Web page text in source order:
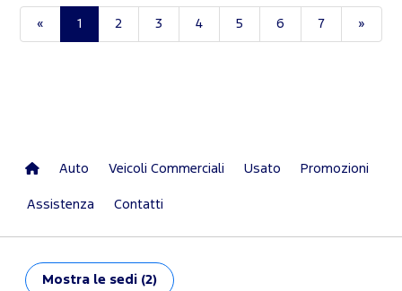
« 1 2 3 4 5 6 7 »
Auto Veicoli Commerciali Usato Promozioni
Assistenza Contatti
Mostra le sedi (2)